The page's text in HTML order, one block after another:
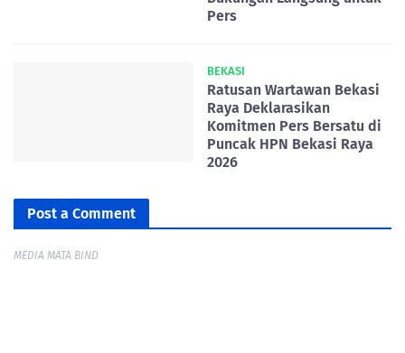
Pers
BEKASI
Ratusan Wartawan Bekasi
Raya Deklarasikan
Komitmen Pers Bersatu di
Puncak HPN Bekasi Raya
2026
Post a Comment
MEDIA MATA BIND